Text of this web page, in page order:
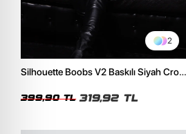
2
Silhouette Boobs V2 Baskılı Siyah Crop
399,90 TL 319,92 TL